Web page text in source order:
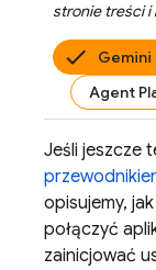
stronie treści i
Gemini
Agent
Jeśli jeszcze
opisujemy,
połączyć
zainicjować